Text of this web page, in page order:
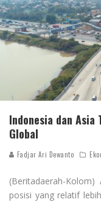
Indonesia dan Asia
Global
Fadjar Ari Dewanto
(Beritadaerah-
posisi yang relatif